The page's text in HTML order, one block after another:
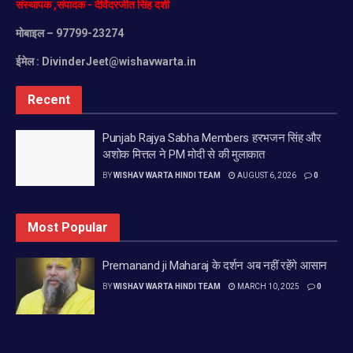
संस्थापक,संपादक-देविंदरजीतसिंहदर्शी
मोबाइल– 97799-23274
ईमेल : DivinderJeet@wishavwarta.in
Recent
Punjab Rajya Sabha Members हरभजन सिंह और
अशोक मित्तल ने PM मोदी से की मुलाकात
BYWISHAV WARTA HINDI TEAM AUGUST 6, 2026 0
Most Popular
Premanand ji Maharaj के दर्शन अब नहीं रहेंगे आसान
BYWISHAV WARTA HINDI TEAM MARCH 10, 2025 0